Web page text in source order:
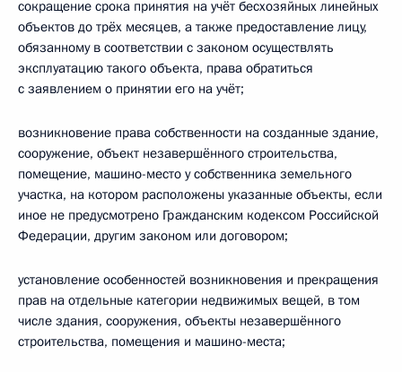
сокращение срока принятия на учёт бесхозяйных линейных
объектов до трёх месяцев, а также предоставление лицу,
обязанному в соответствии с законом осуществлять
эксплуатацию такого объекта, права обратиться
с заявлением о принятии его на учёт;
возникновение права собственности на созданные здание,
сооружение, объект незавершённого строительства,
помещение, машино-место у собственника земельного
участка, на котором расположены указанные объекты, если
иное не предусмотрено Гражданским кодексом Российской
Федерации, другим законом или договором;
установление особенностей возникновения и прекращения
прав на отдельные категории недвижимых вещей, в том
числе здания, сооружения, объекты незавершённого
строительства, помещения и машино-места;